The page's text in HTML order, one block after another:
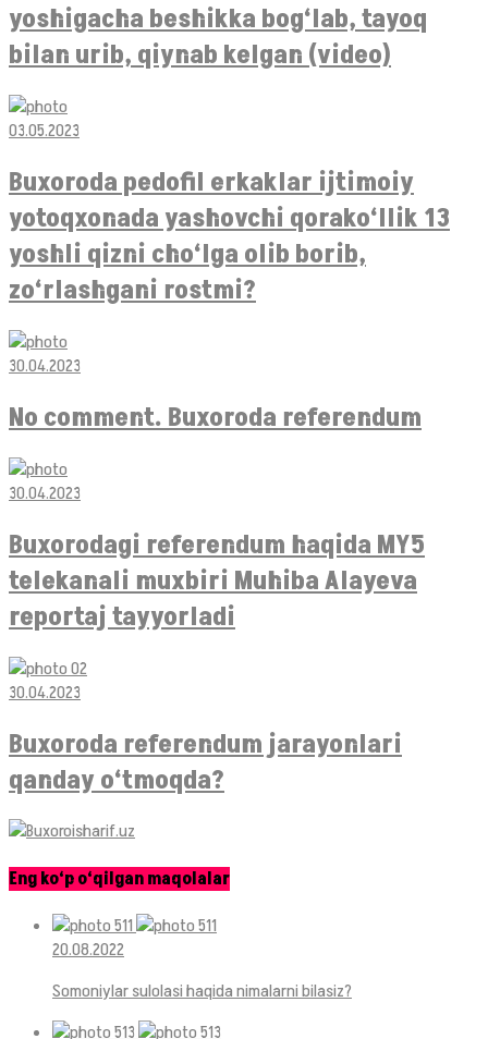
yoshigacha beshikka bog‘lab, tayoq
bilan urib, qiynab kelgan (video)
03.05.2023
Buxoroda pedofil erkaklar ijtimoiy
yotoqxonada yashovchi qorako‘llik 13
yoshli qizni cho‘lga olib borib,
zo‘rlashgani rostmi?
30.04.2023
No comment. Buxoroda referendum
30.04.2023
Buxorodagi referendum haqida MY5
telekanali muxbiri Muhiba Alayeva
reportaj tayyorladi
30.04.2023
Buxoroda referendum jarayonlari
qanday o‘tmoqda?
Eng ko‘p o‘qilgan maqolalar
20.08.2022
Somoniylar sulolasi haqida nimalarni bilasiz?